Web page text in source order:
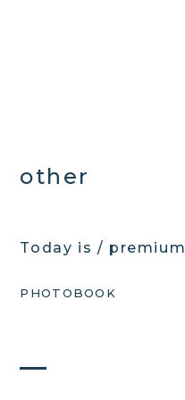
other
Today is / premium
PHOTOBOOK